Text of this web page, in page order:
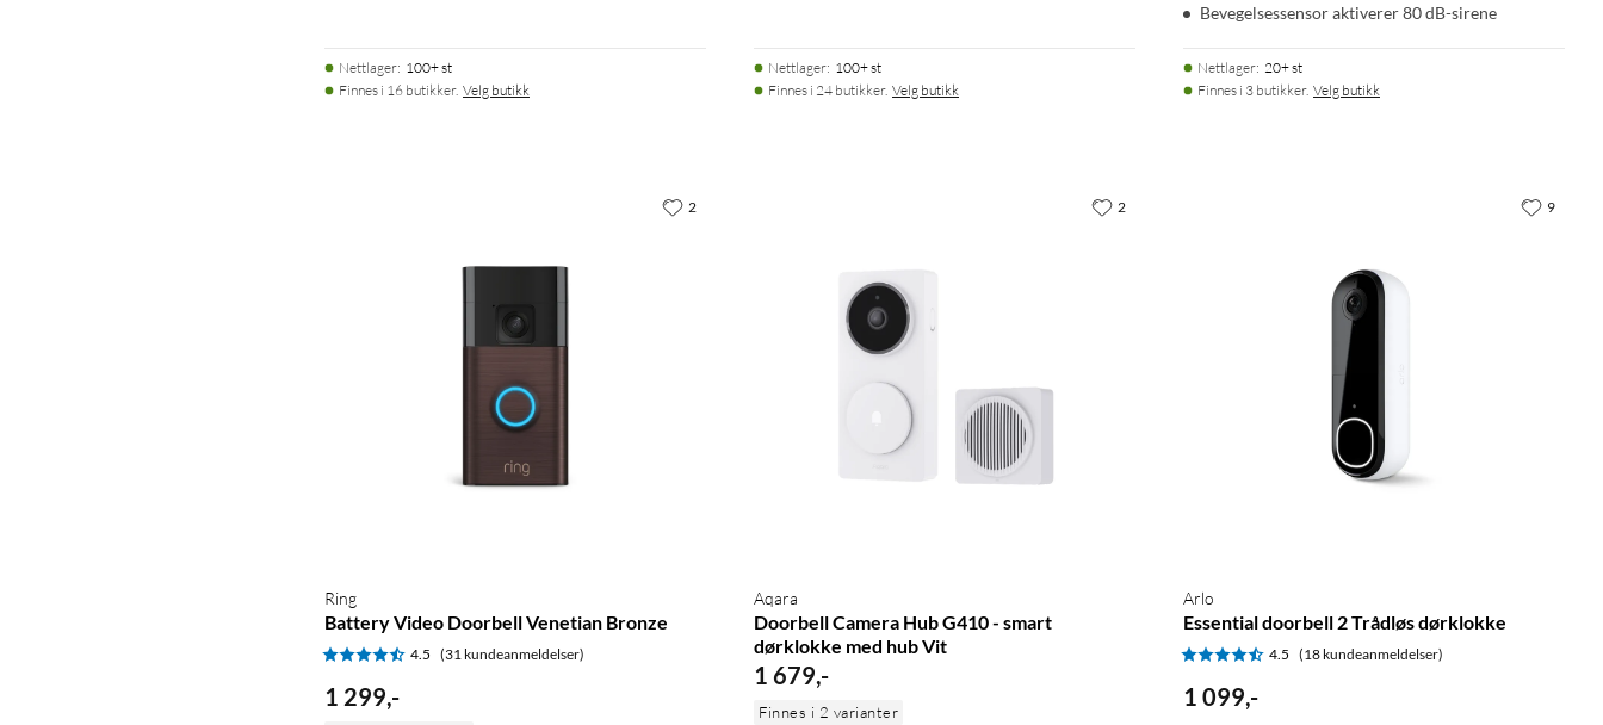
Nettlager: 100+ st
Finnes i 16 butikker. Velg butikk
Nettlager: 100+ st
Finnes i 24 butikker. Velg butikk
Bevegelsessensor aktiverer 80 dB-sirene
Nettlager: 20+ st
Finnes i 3 butikker. Velg butikk
Ring
Battery Video Doorbell Venetian Bronze
4.5 (31 kundeanmeldelser)
1 299,-
2
Aqara
Doorbell Camera Hub G410 - smart
dørklokke med hub Vit
1 679,-
Finnes i 2 varianter
2
Arlo
Essential doorbell 2 Trådløs dørklokke
4.5 (18 kundeanmeldelser)
1 099,-
9